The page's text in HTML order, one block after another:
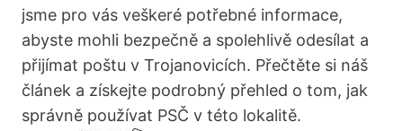
jsme pro vás veškeré potřebné informace,
abyste mohli bezpečně a spolehlivě odesílat a
přijímat poštu v Trojanovicích. Přečtěte si náš
článek a získejte podrobný přehled o tom, jak
správně používat PSČ v této lokalitě.